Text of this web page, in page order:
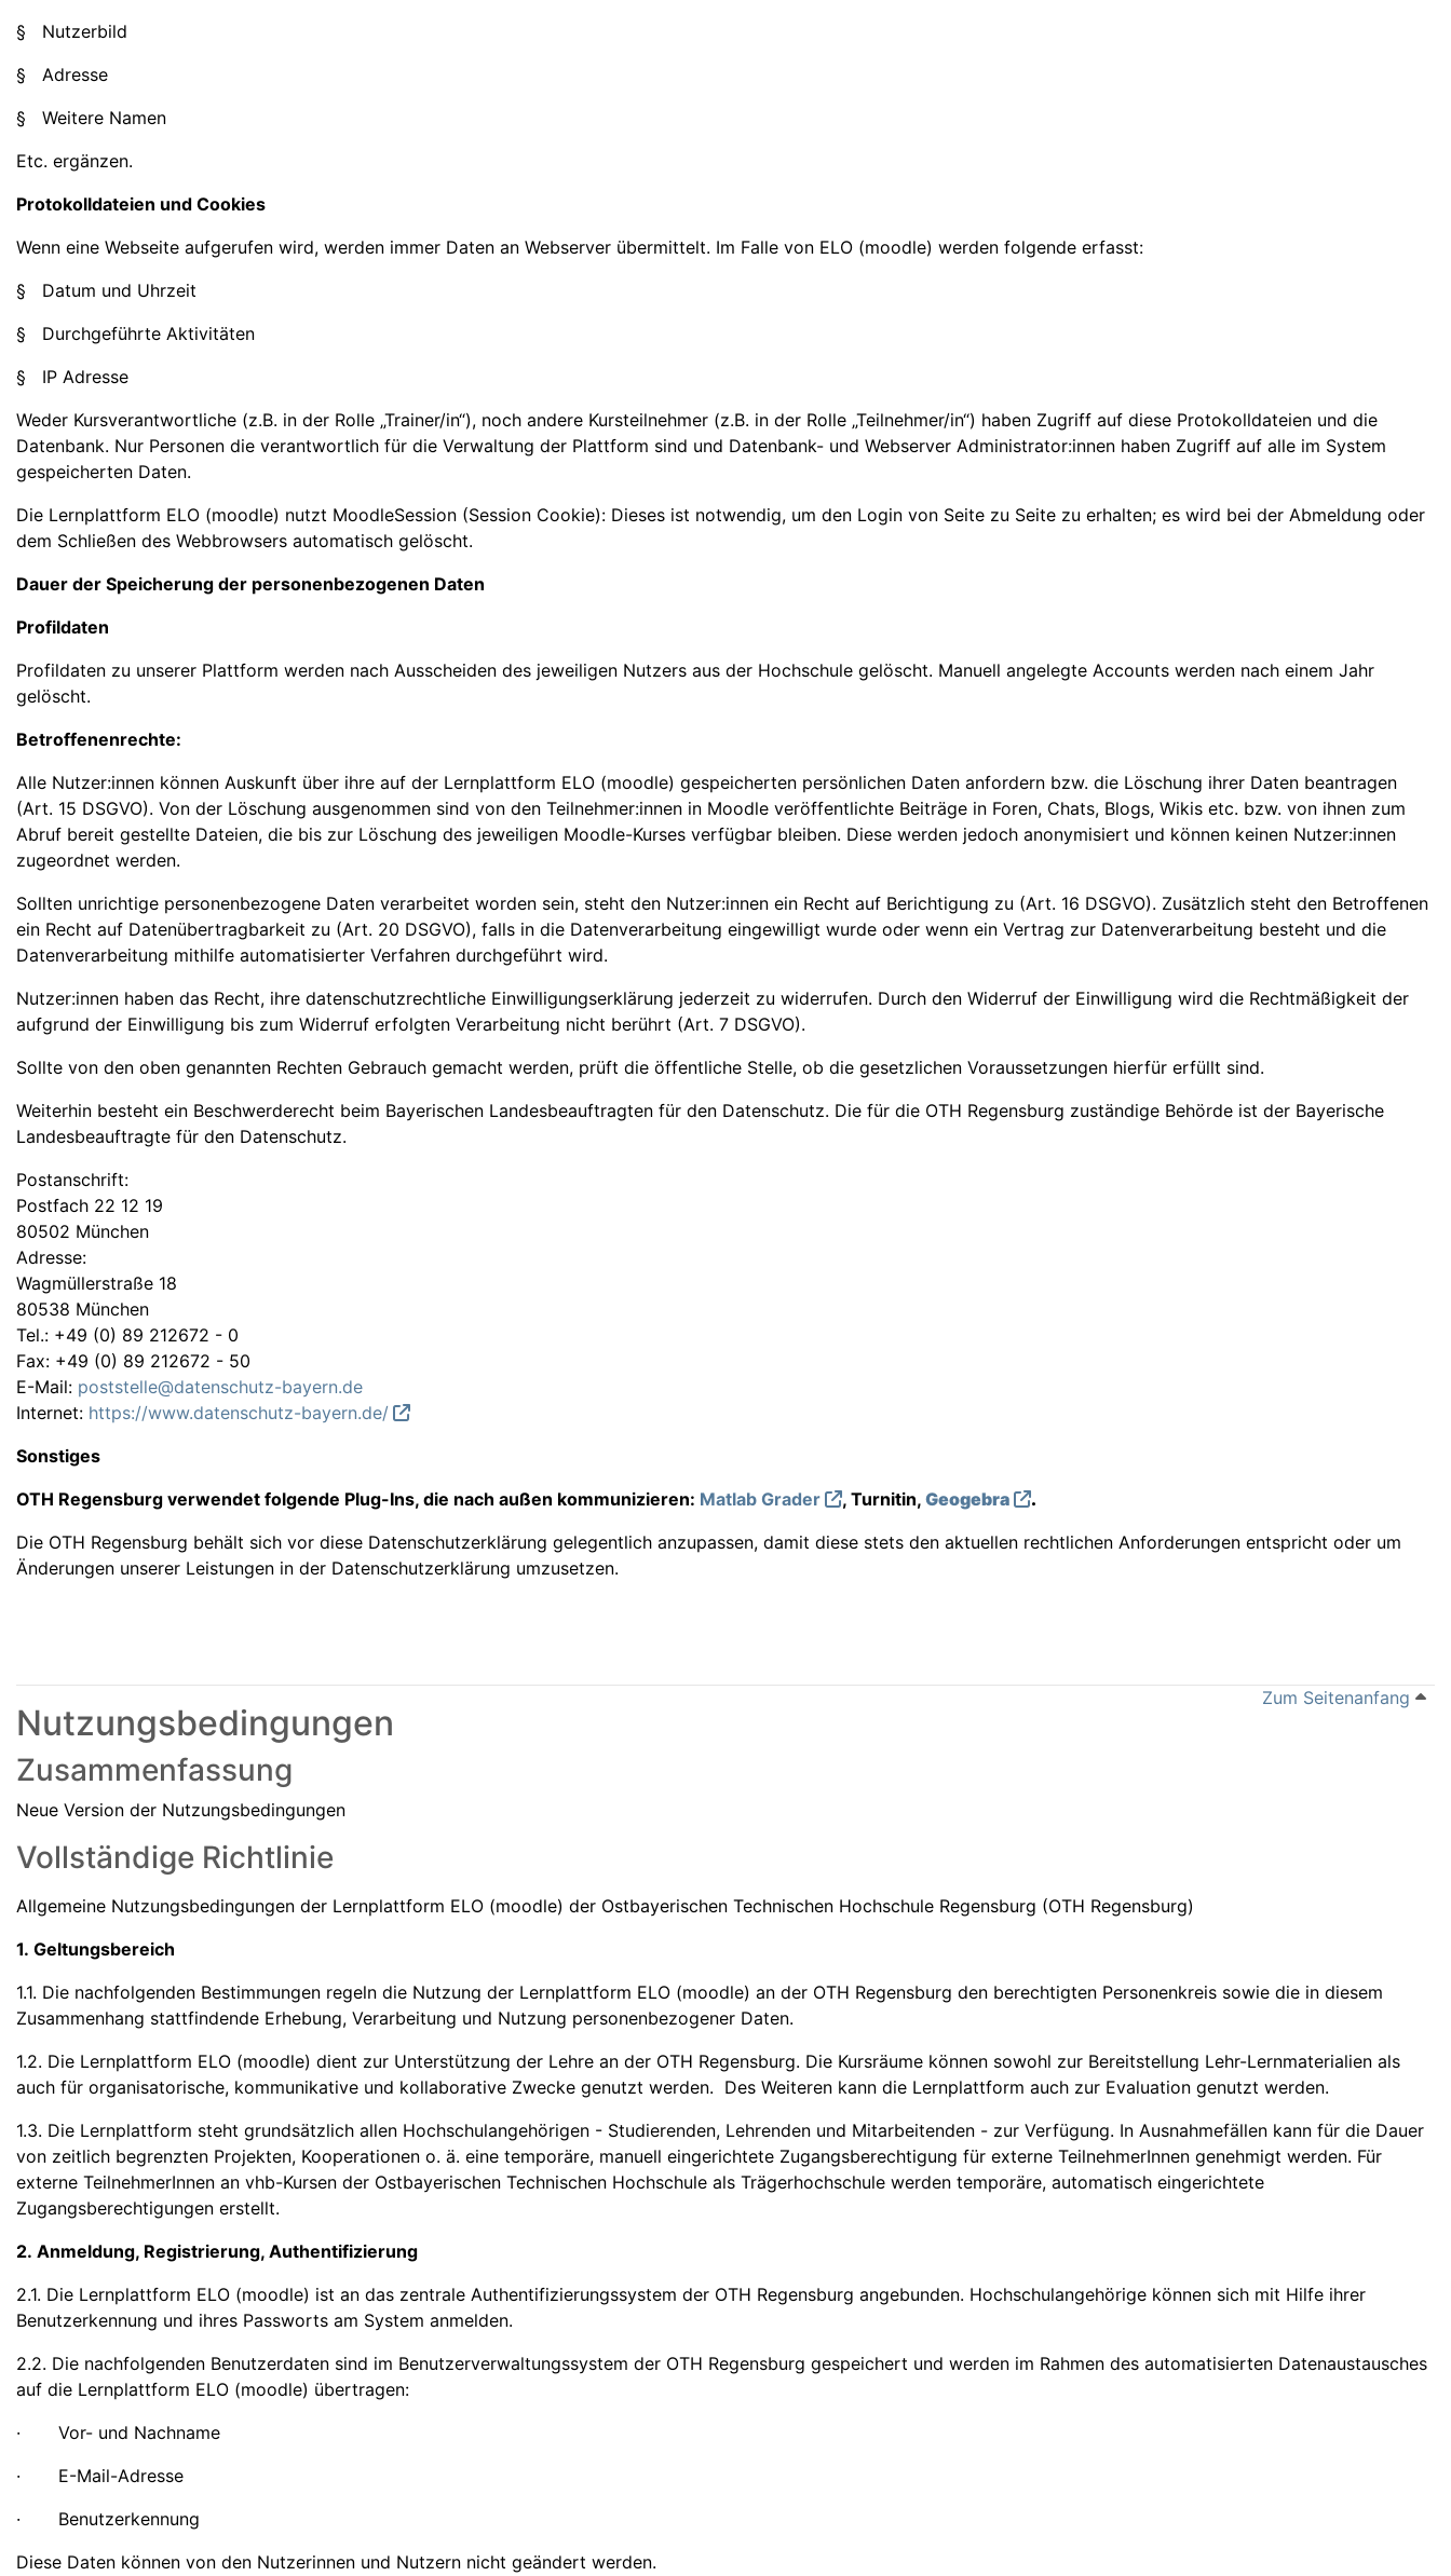
§ Nutzerbild
§ Adresse
§ Weitere Namen
Etc. ergänzen.
Protokolldateien und Cookies
Wenn eine Webseite aufgerufen wird, werden immer Daten an Webserver übermittelt. Im Falle von ELO (moodle) werden folgende erfasst:
§ Datum und Uhrzeit
§ Durchgeführte Aktivitäten
§ IP Adresse
Weder Kursverantwortliche (z.B. in der Rolle „Trainer/in“), noch andere Kursteilnehmer (z.B. in der Rolle „Teilnehmer/in“) haben Zugriff auf diese Protokolldateien und die
Datenbank. Nur Personen die verantwortlich für die Verwaltung der Plattform sind und Datenbank- und Webserver Administrator:innen haben Zugriff auf alle im System
gespeicherten Daten.
Die Lernplattform ELO (moodle) nutzt MoodleSession (Session Cookie): Dieses ist notwendig, um den Login von Seite zu Seite zu erhalten; es wird bei der Abmeldung oder
dem Schließen des Webbrowsers automatisch gelöscht.
Dauer der Speicherung der personenbezogenen Daten
Profildaten
Profildaten zu unserer Plattform werden nach Ausscheiden des jeweiligen Nutzers aus der Hochschule gelöscht. Manuell angelegte Accounts werden nach einem Jahr
gelöscht.
Betroffenenrechte:
Alle Nutzer:innen können Auskunft über ihre auf der Lernplattform ELO (moodle) gespeicherten persönlichen Daten anfordern bzw. die Löschung ihrer Daten beantragen
(Art. 15 DSGVO). Von der Löschung ausgenommen sind von den Teilnehmer:innen in Moodle veröffentlichte Beiträge in Foren, Chats, Blogs, Wikis etc. bzw. von ihnen zum
Abruf bereit gestellte Dateien, die bis zur Löschung des jeweiligen Moodle-Kurses verfügbar bleiben. Diese werden jedoch anonymisiert und können keinen Nutzer:innen
zugeordnet werden.
Sollten unrichtige personenbezogene Daten verarbeitet worden sein, steht den Nutzer:innen ein Recht auf Berichtigung zu (Art. 16 DSGVO). Zusätzlich steht den Betroffenen
ein Recht auf Datenübertragbarkeit zu (Art. 20 DSGVO), falls in die Datenverarbeitung eingewilligt wurde oder wenn ein Vertrag zur Datenverarbeitung besteht und die
Datenverarbeitung mithilfe automatisierter Verfahren durchgeführt wird.
Nutzer:innen haben das Recht, ihre datenschutzrechtliche Einwilligungserklärung jederzeit zu widerrufen. Durch den Widerruf der Einwilligung wird die Rechtmäßigkeit der
aufgrund der Einwilligung bis zum Widerruf erfolgten Verarbeitung nicht berührt (Art. 7 DSGVO).
Sollte von den oben genannten Rechten Gebrauch gemacht werden, prüft die öffentliche Stelle, ob die gesetzlichen Voraussetzungen hierfür erfüllt sind.
Weiterhin besteht ein Beschwerderecht beim Bayerischen Landesbeauftragten für den Datenschutz. Die für die OTH Regensburg zuständige Behörde ist der Bayerische
Landesbeauftragte für den Datenschutz.
Postanschrift:
Postfach 22 12 19
80502 München
Adresse:
Wagmüllerstraße 18
80538 München
Tel.: +49 (0) 89 212672 - 0
Fax: +49 (0) 89 212672 - 50
E-Mail: poststelle@datenschutz-bayern.de
Internet: https://www.datenschutz-bayern.de/
Sonstiges
OTH Regensburg verwendet folgende Plug-Ins, die nach außen kommunizieren: Matlab Grader , Turnitin, Geogebra
.
Die OTH Regensburg behält sich vor diese Datenschutzerklärung gelegentlich anzupassen, damit diese stets den aktuellen rechtlichen Anforderungen entspricht oder um
Änderungen unserer Leistungen in der Datenschutzerklärung umzusetzen.
Zum Seitenanfang
Nutzungsbedingungen
Zusammenfassung
Neue Version der Nutzungsbedingungen
Vollständige Richtlinie
Allgemeine Nutzungsbedingungen der Lernplattform ELO (moodle) der Ostbayerischen Technischen Hochschule Regensburg (OTH Regensburg)
1. Geltungsbereich
1.1. Die nachfolgenden Bestimmungen regeln die Nutzung der Lernplattform ELO (moodle) an der OTH Regensburg den berechtigten Personenkreis sowie die in diesem
Zusammenhang stattfindende Erhebung, Verarbeitung und Nutzung personenbezogener Daten.
1.2. Die Lernplattform ELO (moodle) dient zur Unterstützung der Lehre an der OTH Regensburg. Die Kursräume können sowohl zur Bereitstellung Lehr-Lernmaterialien als
auch für organisatorische, kommunikative und kollaborative Zwecke genutzt werden. Des Weiteren kann die Lernplattform auch zur Evaluation genutzt werden.
1.3. Die Lernplattform steht grundsätzlich allen Hochschulangehörigen - Studierenden, Lehrenden und Mitarbeitenden - zur Verfügung. In Ausnahmefällen kann für die Dauer
von zeitlich begrenzten Projekten, Kooperationen o. ä. eine temporäre, manuell eingerichtete Zugangsberechtigung für externe TeilnehmerInnen genehmigt werden. Für
externe TeilnehmerInnen an vhb-Kursen der Ostbayerischen Technischen Hochschule als Trägerhochschule werden temporäre, automatisch eingerichtete
Zugangsberechtigungen erstellt.
2. Anmeldung, Registrierung, Authentifizierung
2.1. Die Lernplattform ELO (moodle) ist an das zentrale Authentifizierungssystem der OTH Regensburg angebunden. Hochschulangehörige können sich mit Hilfe ihrer
Benutzerkennung und ihres Passworts am System anmelden.
2.2. Die nachfolgenden Benutzerdaten sind im Benutzerverwaltungssystem der OTH Regensburg gespeichert und werden im Rahmen des automatisierten Datenaustausches
auf die Lernplattform ELO (moodle) übertragen:
· Vor- und Nachname
· E-Mail-Adresse
· Benutzerkennung
Diese Daten können von den Nutzerinnen und Nutzern nicht geändert werden.